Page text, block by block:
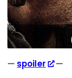
— spoiler
—